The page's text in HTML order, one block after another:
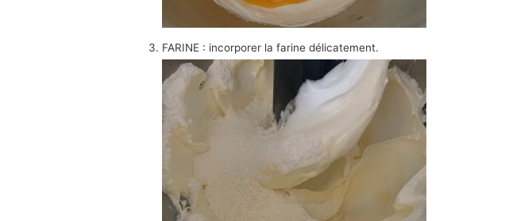
FARINE : incorporer la farine délicatement.